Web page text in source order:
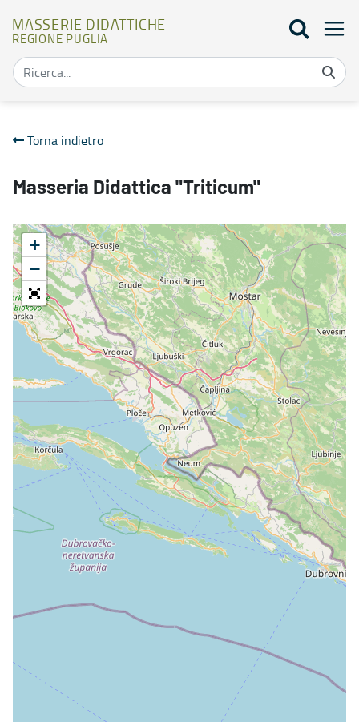
MASSERIE DIDATTICHE
REGIONE PUGLIA
Torna indietro
Masseria Didattica "Triticum"
+
−